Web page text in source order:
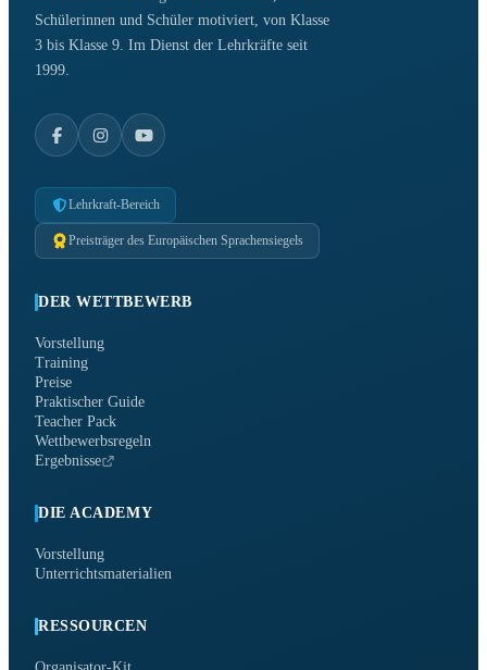
Schülerinnen und Schüler motiviert, von Klasse
3 bis Klasse 9. Im Dienst der Lehrkräfte seit
1999.
Lehrkraft-Bereich
Preisträger des Europäischen Sprachensiegels
DER WETTBEWERB
Vorstellung
Training
Preise
Praktischer Guide
Teacher Pack
Wettbewerbsregeln
Ergebnisse
DIE ACADEMY
Vorstellung
Unterrichtsmaterialien
RESSOURCEN